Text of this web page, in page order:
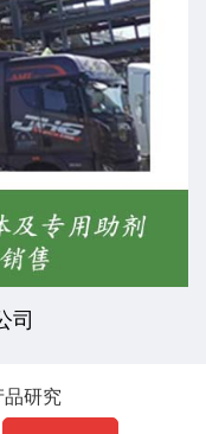
司
品研究